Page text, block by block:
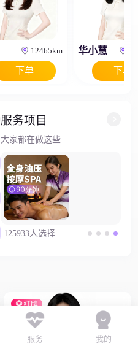
12465km
下单
华小慧
下单
服务项目
大家都在做这些
125933人选择
加钟多
服务 我的